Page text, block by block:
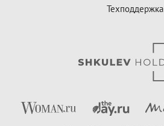
Техподдержка